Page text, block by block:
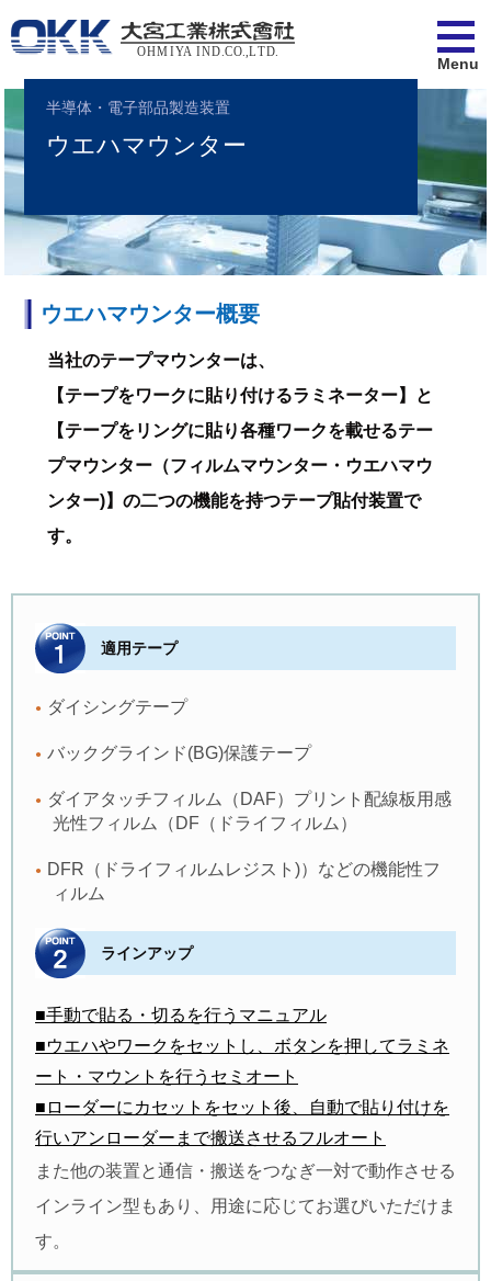
Menu
半導体・電子部品製造装置
ウエハマウンター
ウエハマウンター概要
当社のテープマウンターは、
【テープをワークに貼り付けるラミネーター】と
【テープをリングに貼り各種ワークを載せるテー
プマウンター（フィルムマウンター・ウエハマウ
ンター)】の二つの機能を持つテープ貼付装置で
す。
適用テープ
ダイシングテープ
バックグラインド(BG)保護テープ
ダイアタッチフィルム（DAF）プリント配線板用感
光性フィルム（DF（ドライフィルム）
DFR（ドライフィルムレジスト)）などの機能性フ
ィルム
ラインアップ
■手動で貼る・切るを行うマニュアル
■ウエハやワークをセットし、ボタンを押してラミネ
ート・マウントを行うセミオート
■ローダーにカセットをセット後、自動で貼り付けを
行いアンローダーまで搬送させるフルオート
また他の装置と通信・搬送をつなぎ一対で動作させる
インライン型もあり、用途に応じてお選びいただけま
す。